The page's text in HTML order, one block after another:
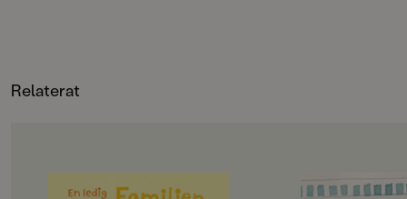
Relaterat
OM BOKEN OM BOKEN